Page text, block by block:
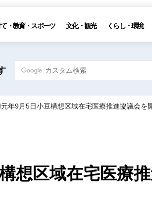
・教育・スポーツ 文化・観光 くらし・環境
年9月5日小豆構想区域在宅医療推進協議会を
想区域在宅医療